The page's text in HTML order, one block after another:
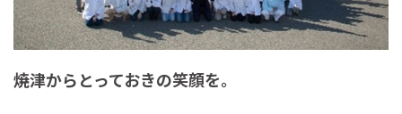
焼津からとっておきの笑顔を。